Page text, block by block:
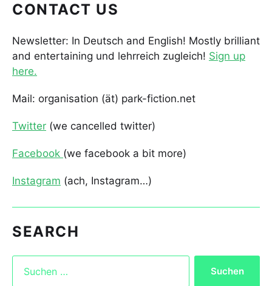
CONTACT US
Newsletter: In Deutsch and English! Mostly brilliant
and entertaining und lehrreich zugleich! Sign up
here.
Mail: organisation (ät) park-fiction.net
Twitter (we cancelled twitter)
Facebook (we facebook a bit more)
Instagram (ach, Instagram…)
SEARCH